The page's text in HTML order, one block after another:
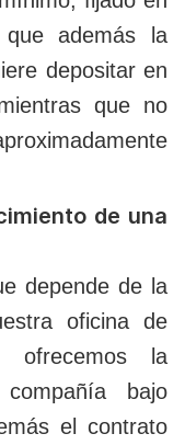
además la
depositar en
que no
de una
depende de la
oficina de
ofrecemos la
bajo
el contrato